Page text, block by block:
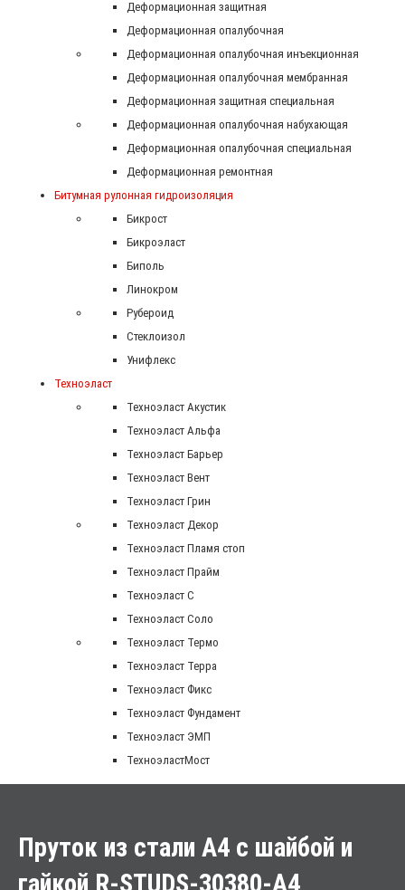
Деформационная защитная
Деформационная опалубочная
Деформационная опалубочная инъекционная
Деформационная опалубочная мембранная
Деформационная защитная специальная
Деформационная опалубочная набухающая
Деформационная опалубочная специальная
Деформационная ремонтная
Битумная рулонная гидроизоляция
Бикрост
Бикроэласт
Биполь
Линокром
Рубероид
Стеклоизол
Унифлекс
Техноэласт
Техноэласт Акустик
Техноэласт Альфа
Техноэласт Барьер
Техноэласт Вент
Техноэласт Грин
Техноэласт Декор
Техноэласт Пламя стоп
Техноэласт Прайм
Техноэласт С
Техноэласт Соло
Техноэласт Термо
Техноэласт Терра
Техноэласт Фикс
Техноэласт Фундамент
Техноэласт ЭМП
ТехноэластМост
Пруток из стали А4 с шайбой и